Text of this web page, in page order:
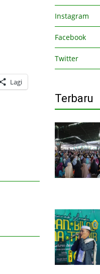
Lagi
Instagram
Facebook
Twitter
Terbaru